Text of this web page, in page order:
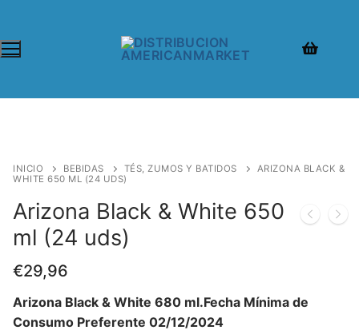
INICIO BEBIDAS TÉS, ZUMOS Y BATIDOS
ARIZONA BLACK &
WHITE 650 ML (24 UDS)
Arizona Black & White 650
ml (24 uds)
€29,96
Arizona Black & White 680 ml.Fecha Mínima de
Consumo Preferente 02/12/2024